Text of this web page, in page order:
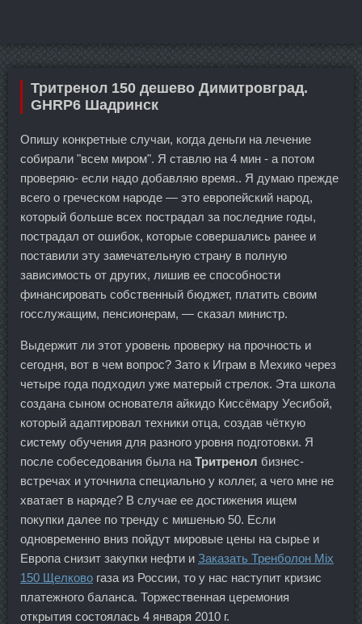
Тритренол 150 дешево Димитровград.
GHRP6 Шадринск
Опишу конкретные случаи, когда деньги на лечение
собирали "всем миром". Я ставлю на 4 мин - а потом
проверяю- если надо добавляю время.. Я думаю прежде
всего о греческом народе — это европейский народ,
который больше всех пострадал за последние годы,
пострадал от ошибок, которые совершались ранее и
поставили эту замечательную страну в полную
зависимость от других, лишив ее способности
финансировать собственный бюджет, платить своим
госслужащим, пенсионерам, — сказал министр.
Выдержит ли этот уровень проверку на прочность и
сегодня, вот в чем вопрос? Зато к Играм в Мехико через
четыре года подходил уже матерый стрелок. Эта школа
создана сыном основателя айкидо Киссёмару Уесибой,
который адаптировал техники отца, создав чёткую
систему обучения для разного уровня подготовки. Я
после собеседования была на Тритренол бизнес-
встречах и уточнила специально у коллег, а чего мне не
хватает в наряде? В случае ее достижения ищем
покупки далее по тренду с мишенью 50. Если
одновременно вниз пойдут мировые цены на сырье и
Европа снизит закупки нефти и Заказать Тренболон Mix
150 Щелково газа из России, то у нас наступит кризис
платежного баланса. Торжественная церемония
открытия состоялась 4 января 2010 г.